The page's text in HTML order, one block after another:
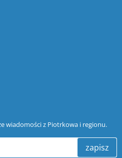
wiadomości z Piotrkowa i regionu.
zapisz